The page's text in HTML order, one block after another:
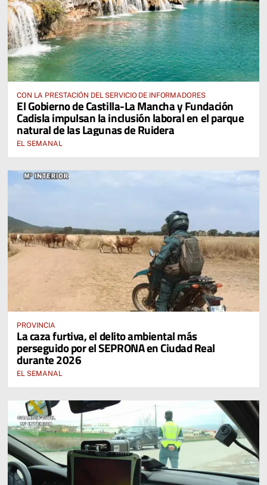
CON LA PRESTACIÓN DEL SERVICIO DE INFORMADORES
El Gobierno de Castilla-La Mancha y Fundación
Cadisla impulsan la inclusión laboral en el parque
natural de las Lagunas de Ruidera
EL SEMANAL
PROVINCIA
La caza furtiva, el delito ambiental más
perseguido por el SEPRONA en Ciudad Real
durante 2026
EL SEMANAL